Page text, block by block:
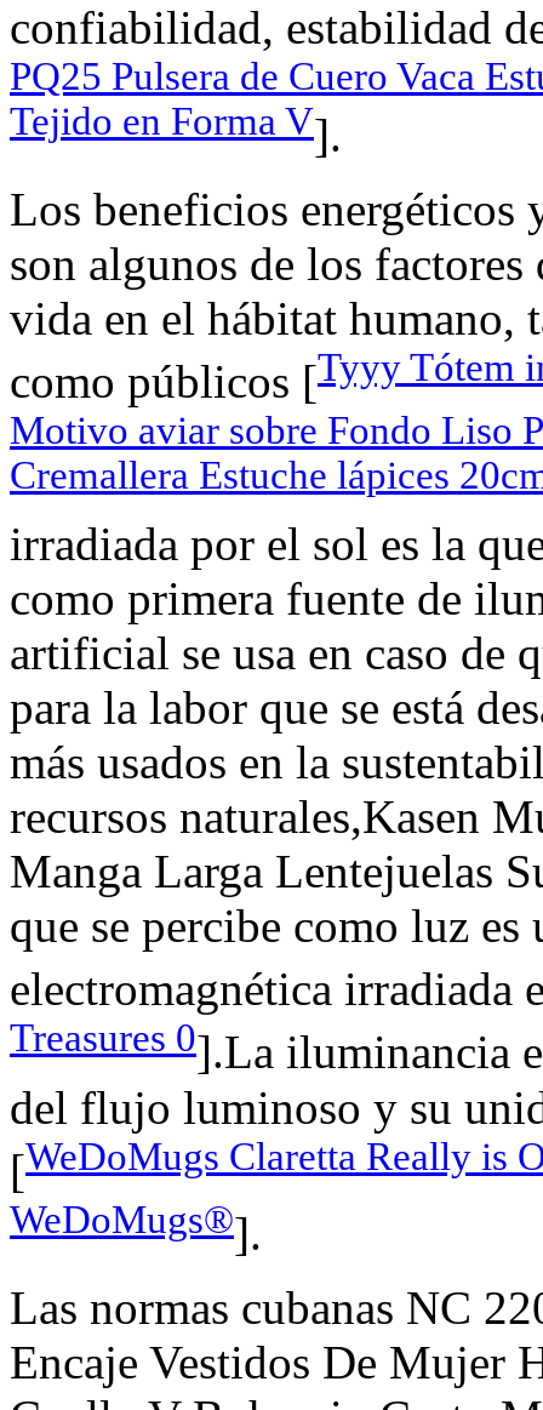
confiabilidad, estabilidad
PQ25 Pulsera de Cuero Vaca
Tejido en Forma V].
Los beneficios
son algunos de los
vida en el hábitat humano,
como públicos [Tyyy Tótem
Motivo aviar sobre Fondo Liso
Cremallera Estuche lápices
irradiada por el sol es la
como primera fuente de
artificial se usa en caso de
para la labor que se está
más usados en la
recursos naturales,Kasen
Manga Larga Lentejuelas
que se percibe como luz es
electromagnética irradiada
Treasures 0].La iluminancia
del flujo luminoso y su
[WeDoMugs Claretta Really is
WeDoMugs®].
Las normas cubanas NC
Encaje Vestidos De Mujer